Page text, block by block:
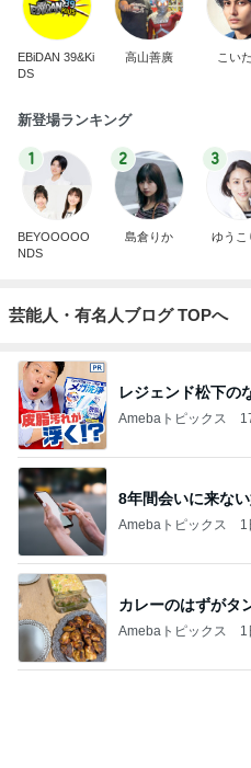
EBiDAN 39&Ki
DS
高山善廣 こい
新登場ランキング
1
BEYOOOOO
NDS
2
島倉りか
3
ゆうこ
芸能人・有名人ブログ TOPへ
レジェンド松下の
Amebaトピックス
8年間会いに来な
Amebaトピックス 1
カレーのはずがタ
Amebaトピックス 1